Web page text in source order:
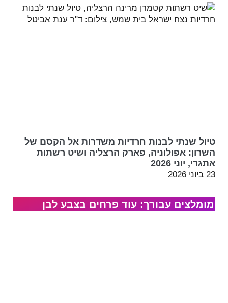
טיול שנתי לבנות חרדיות משדרות אל הקסם של
השרון: אפולוניה, פארק הרצליה ושיט רשתות
אתגרי, יוני 2026
23 ביוני 2026
מומלצים עבורך: עוד פרחים בצבע לבן